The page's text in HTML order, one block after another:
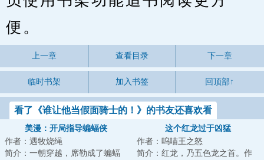
便。
上一章 查看目录 下一章
临时书架 加入书签 回顶部↑
看了《谁让他当假面骑士的！》的书友还喜欢看
美漫：开局指导蝙蝠侠
作者：遇牧烧绳
简介：一朝穿越，席勒成了蝙蝠
这个红龙过于凶猛
作者：呜喵王之怒
简介：红龙，乃五色龙之首。作